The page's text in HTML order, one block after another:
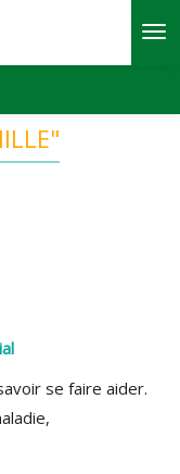
se faire aider.